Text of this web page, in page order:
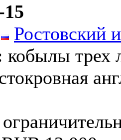
Ростовский
кобылы трех